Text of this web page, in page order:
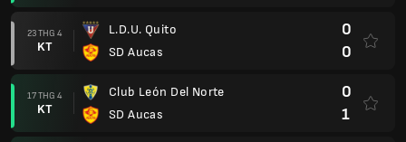
23 THG 4
KT
L.D.U. Quito
SD Aucas
0
0
17 THG 4
KT
Club León Del Norte
SD Aucas
0
1